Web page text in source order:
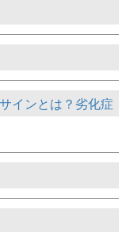
インとは？劣化症